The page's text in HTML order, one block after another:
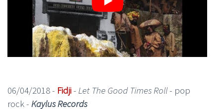
06/04/2018 - Fidji- Let The Good Times Roll- pop
rock - Kaylus Records